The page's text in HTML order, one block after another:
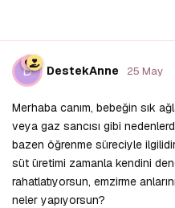
D DestekAnne 25 May
Merhaba canım, bebeğin sık
veya gaz sancısı gibi
bazen öğrenme süreciyle
süt üretimi zamanla kendini
rahatlatıyorsun, emzirme
neler yapıyorsun?